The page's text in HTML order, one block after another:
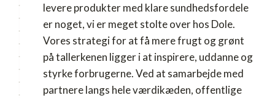
levere produkter med klare sundhedsfordele
er noget, vi er meget stolte over hos Dole.
Vores strategi for at få mere frugt og grønt
på tallerkenen ligger i at inspirere, uddanne og
styrke forbrugerne. Ved at samarbejde med
partnere langs hele værdikæden, offentlige